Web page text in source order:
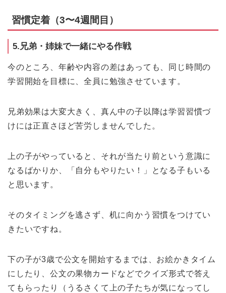
習慣定着（3〜4週間目）
5.兄弟・姉妹で一緒にやる作戦
今のところ、年齢や内容の差はあっても、同じ時間の
学習開始を目標に、全員に勉強させています。
兄弟効果は大変大きく、真ん中の子以降は学習習慣づ
けには正直さほど苦労しませんでした。
上の子がやっていると、それが当たり前という意識に
なるばかりか、「自分もやりたい！」となる子もいる
と思います。
そのタイミングを逃さず、机に向かう習慣をつけてい
きたいですね。
下の子が3歳で公文を開始するまでは、お絵かきタイム
にしたり、公文の果物カードなどでクイズ形式で答え
てもらったり（うるさくて上の子たちが気になってし